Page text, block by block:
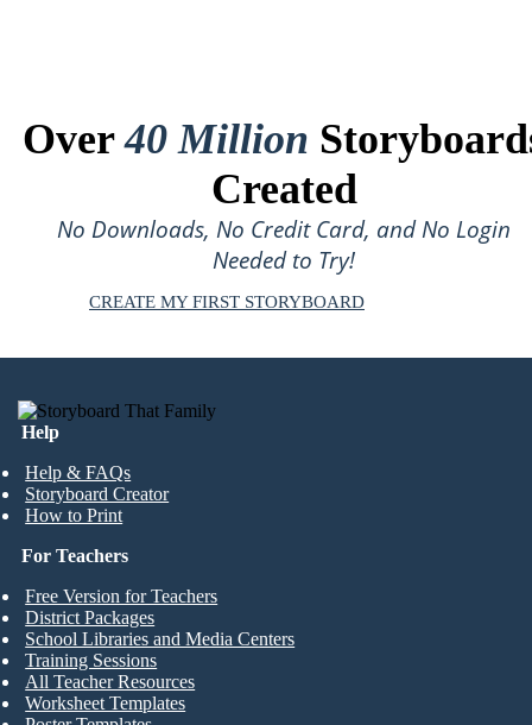
Over40 Million
Created
No Downloads, No Credit Card, and No Login
Needed to Try!
CREATE MY FIRST STORYBOARD
Help
Help & FAQs
Storyboard Creator
How to Print
For Teachers
Free Version for Teachers
District Packages
School Libraries and Media Centers
Training Sessions
All Teacher Resources
Worksheet Templates